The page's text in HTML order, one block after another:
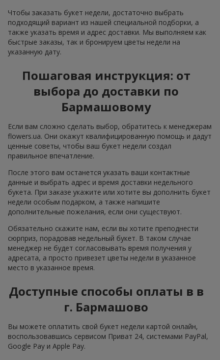
Чтобы заказать букет недели, достаточно выбрать
подходящий вариант из нашей специальной подборки, а
также указать время и адрес доставки. Мы выполняем как
быстрые заказы, так и бронируем цветы недели на
указанную дату.
Пошаговая инструкция: от
выбора до доставки по
Бармашовому
Если вам сложно сделать выбор, обратитесь к менеджерам
flowers.ua. Они окажут квалифицированную помощь и дадут
ценные советы, чтобы ваш букет недели создал
правильное впечатление.
После этого вам останется указать ваши контактные
данные и выбрать адрес и время доставки недельного
букета. При заказе укажите или хотите вы дополнить букет
недели особым подарком, а также напишите
дополнительные пожелания, если они существуют.
Обязательно скажите нам, если вы хотите преподнести
сюрприз, порадовав недельный букет. В таком случае
менеджер не будет согласовывать время получения у
адресата, а просто привезет цветы недели в указанное
место в указанное время.
Доступные способы оплаты в в
г. Бармашово
Вы можете оплатить свой букет недели картой онлайн,
воспользовавшись сервисом Приват 24, системами PayPal,
Google Pay и Apple Pay.